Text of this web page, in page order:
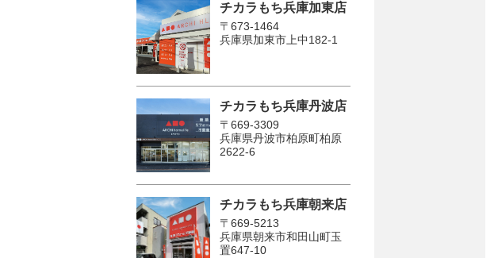
チカラもち兵庫加東店
〒673-1464
兵庫県加東市上中182-1
チカラもち兵庫丹波店
〒669-3309
兵庫県丹波市柏原町柏原
2622-6
チカラもち兵庫朝来店
〒669-5213
兵庫県朝来市和田山町玉
置647-10